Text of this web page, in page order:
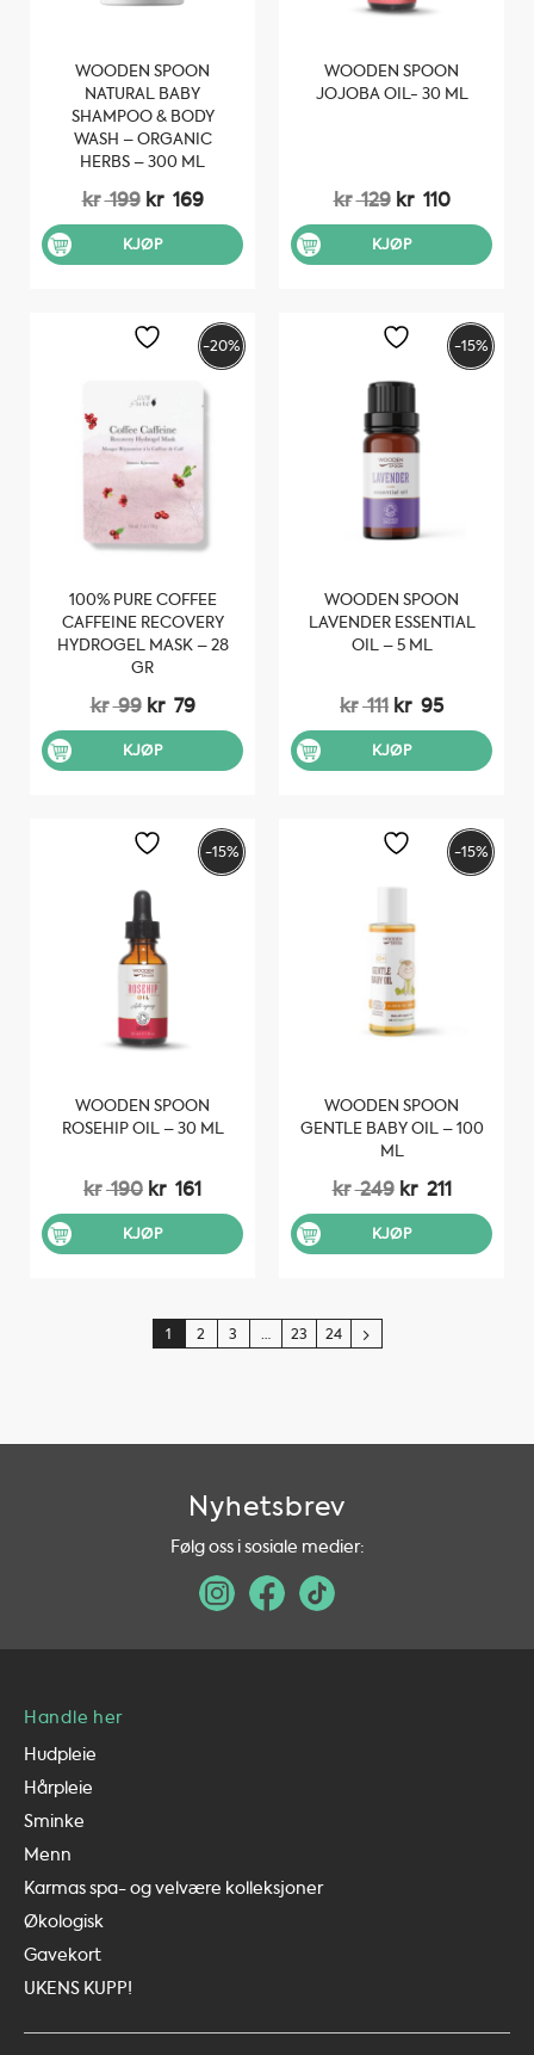
WOODEN SPOON
NATURAL BABY
SHAMPOO & BODY
WASH – ORGANIC
HERBS – 300 ML
kr199 Opprinnelig
pris
var:
kr 199.
kr 169Nåværende
pris
kr 169.
KJØP
WOODEN SPOON
JOJOBA OIL- 30 ML
kr129 Opprinnelig
pris
var:
kr 129.
kr 110
pris
kr 110.
KJØP
-20%
100% PURE COFFEE
CAFFEINE RECOVERY
HYDROGEL MASK – 28
GR
kr99 Opprinnelig
pris
var:
kr 99.
kr 79Nåværende
pris
kr 79.
KJØP
-15%
WOODEN SPOON
LAVENDER ESSENTIAL
OIL – 5 ML
kr111 Opprinnelig
pris
var:
kr 111.
kr 95
pris
kr 95.
KJØP
-15%
WOODEN SPOON
ROSEHIP OIL – 30 ML
kr190 Opprinnelig
pris
var:
kr 190.
kr 161Nåværende
pris
kr 161.
KJØP
-15%
WOODEN SPOON
GENTLE BABY OIL – 100
ML
kr249 Opprinnelig
pris
var:
kr 249.
kr 211
pris
kr 211.
KJØP
1 2 3 … 23 24
Nyhetsbrev
Følg oss i sosiale medier:
Handle her
Hudpleie
Hårpleie
Sminke
Menn
Karmas spa- og velvære kolleksjoner
Økologisk
Gavekort
UKENS KUPP!